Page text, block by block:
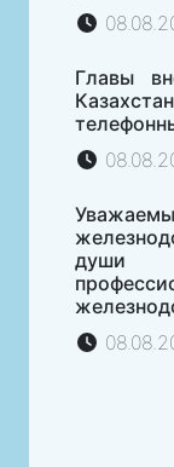
Главы
души